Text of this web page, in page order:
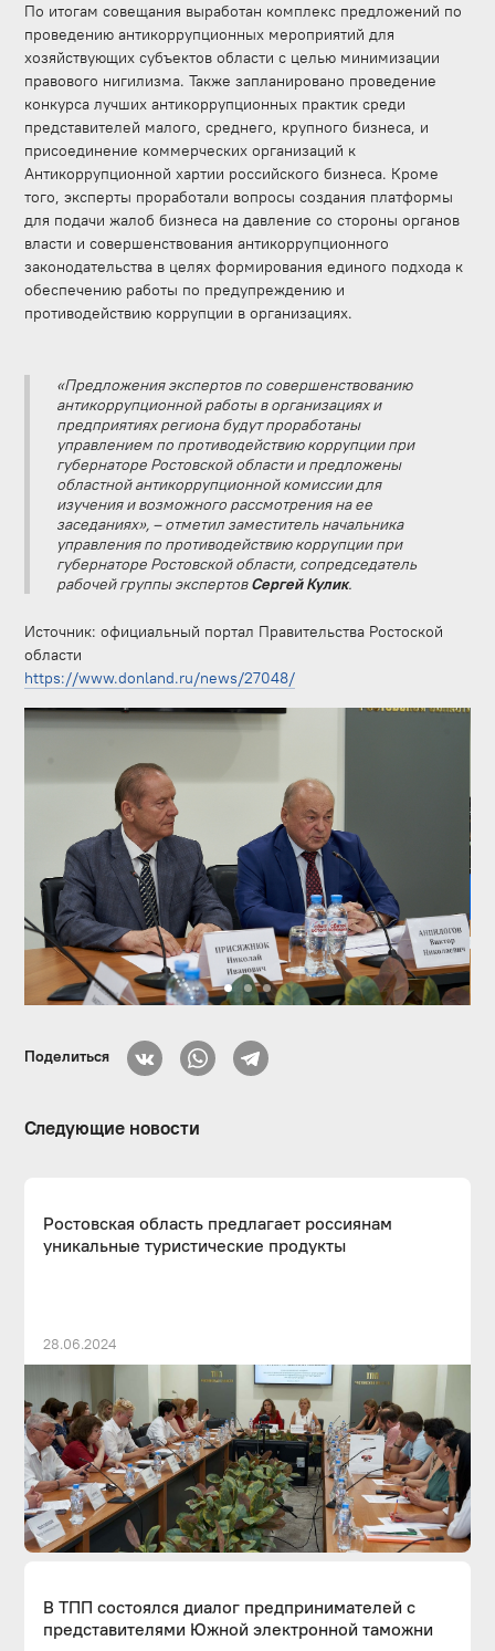
По итогам совещания выработан комплекс предложений по
проведению антикоррупционных мероприятий для
хозяйствующих субъектов области с целью минимизации
правового нигилизма. Также запланировано проведение
конкурса лучших антикоррупционных практик среди
представителей малого, среднего, крупного бизнеса, и
присоединение коммерческих организаций к
Антикоррупционной хартии российского бизнеса. Кроме
того, эксперты проработали вопросы создания платформы
для подачи жалоб бизнеса на давление со стороны органов
власти и совершенствования антикоррупционного
законодательства в целях формирования единого подхода к
обеспечению работы по предупреждению и
противодействию коррупции в организациях.
«Предложения экспертов по совершенствованию
антикоррупционной работы в организациях и
предприятиях региона будут проработаны
управлением по противодействию коррупции при
губернаторе Ростовской области и предложены
областной антикоррупционной комиссии для
изучения и возможного рассмотрения на ее
заседаниях», – отметил заместитель начальника
управления по противодействию коррупции при
губернаторе Ростовской области, сопредседатель
рабочей группы экспертовСергей Кулик.
Источник: официальный портал Правительства Ростоской
области
https://www.donland.ru/news/27048/
Поделиться
Следующие новости
Ростовская область предлагает россиянам
уникальные туристические продукты
28.06.2024
В ТПП состоялся диалог предпринимателей с
представителями Южной электронной таможни